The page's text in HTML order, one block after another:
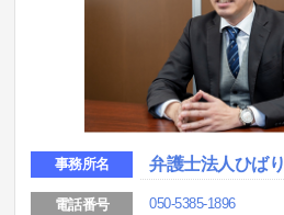
事務所名 弁護士法人ひば
電話番号 050-5385-1896